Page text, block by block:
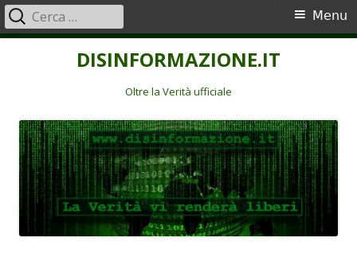
DISINFORMAZIONE.IT
Oltre la Verità ufficiale
Menu
principale
Menu
Ricerca
per: